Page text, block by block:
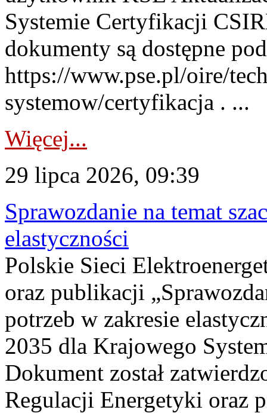
Systemie Certyfikacji
dokumenty są dostępne
https://www.pse.pl/oire/
systemow/certyfikacja . ...
Więcej...
29 lipca 2026, 09:39
Sprawozdanie na temat
elastyczności
Polskie Sieci
oraz publikacji
potrzeb w zakresie
2035 dla Krajowego
Dokument został
Regulacji Energetyki oraz